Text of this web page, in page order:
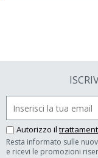
Autorizzo il
Resta informato sulle
e ricevi le promozioni